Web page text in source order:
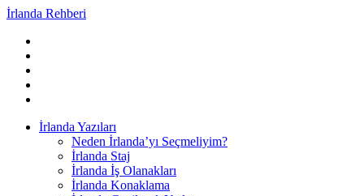
İrlanda Rehberi
İrlanda Yazıları
Neden İrlanda’yı Seçmeliyim?
İrlanda Staj
İrlanda İş Olanakları
İrlanda Konaklama